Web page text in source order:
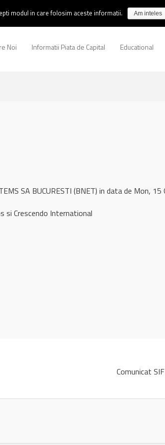
Noi Informatii Piata de Capital Educational
SA BUCURESTI (BNET) in data de Mon,
si Crescendo International
Comunicat
modul in care folosim aceste informatii. Am inteles